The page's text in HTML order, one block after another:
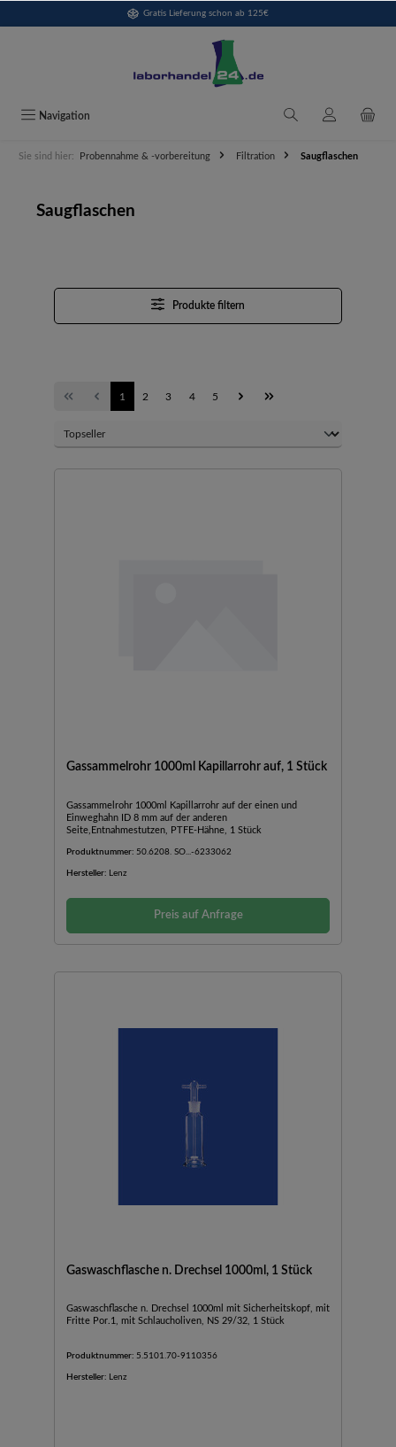
Gratis Lieferung schon ab 125€
Navigation
Sie sind hier: Probennahme & -vorbereitung Filtration Saugflaschen
Saugflaschen
Produkte filtern
1 2 3 4 5
Gassammelrohr 1000ml Kapillarrohr auf, 1 Stück
Gassammelrohr 1000ml Kapillarrohr auf der einen und
Einweghahn ID 8 mm auf der anderen
Seite,Entnahmestutzen, PTFE-Hähne, 1 Stück
Produktnummer: 50.6208. SO...-6233062
Hersteller: Lenz
Preis auf Anfrage
Gaswaschflasche n. Drechsel 1000ml, 1 Stück
Gaswaschflasche n. Drechsel 1000ml mit Sicherheitskopf, mit
Fritte Por.1, mit Schlaucholiven, NS 29/32, 1 Stück
Produktnummer: 5.5101.70-9110356
Hersteller: Lenz